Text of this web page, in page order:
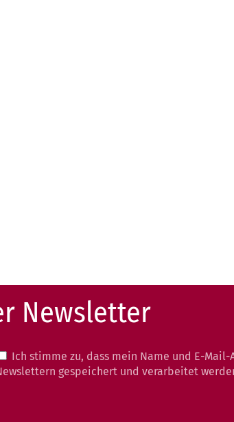
Newsletter
Ich stimme zu, dass mein Name und E-Mail-
gespeichert und verarbeitet